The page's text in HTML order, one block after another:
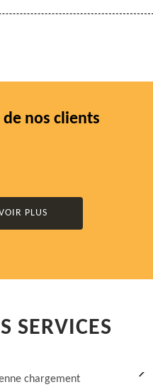
de nos clients
PLUS
SERVICES
chargement